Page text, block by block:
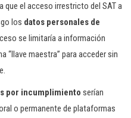
que el acceso irrestricto del SAT a
los datos personales de
se limitaría a información
“llave maestra” para acceder sin
por incumplimiento serían
o permanente de plataformas